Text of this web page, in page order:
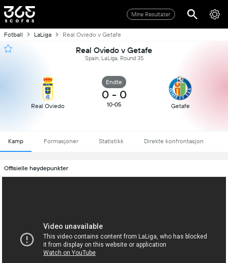
Mine Resultater
Fotball LaLiga Real Oviedo v Getafe
Real Oviedo v Getafe
Spain, LaLiga, Round 35
Real Oviedo
Endte
0 - 0
10-05 Getafe
Kamp Formasjoner Statistikk Direkte konfrontasjon
Offisielle høydepunkter